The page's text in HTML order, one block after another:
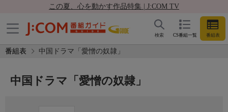
この夏、心を動かす作品特集 | J:COM TV
CS番組一覧 番組表
検索
番組表 中国ドラマ「愛憎の奴隷」
中国ドラマ「愛憎の奴隷」